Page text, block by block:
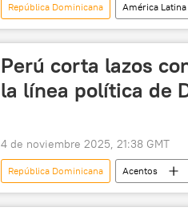
República Dominicana América Latina
Perú corta lazos
la línea política de
4 de noviembre 2025, 21:38 GMT
República Dominicana Acentos
política
México